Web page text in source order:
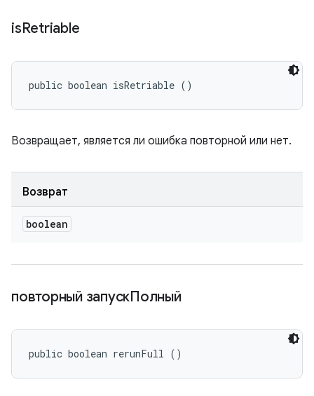
isRetriable
public boolean isRetriable ()
Возвращает, является ли ошибка повторной или нет.
Возврат
boolean
повторный запускПолный
public boolean rerunFull ()